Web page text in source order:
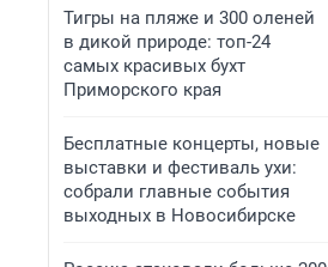
Тигры на пляже и 300 оленей
в дикой природе: топ-24
самых красивых бухт
Приморского края
Бесплатные концерты, новые
выставки и фестиваль ухи:
собрали главные события
выходных в Новосибирске